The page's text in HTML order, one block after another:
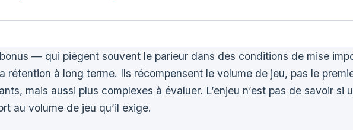
— qui piègent souvent le parieur dans des conditions de mise
rétention à long terme. Ils récompensent le volume de jeu, pas le
mais aussi plus complexes à évaluer. L’enjeu n’est pas de savoir si
au volume de jeu qu’il exige.